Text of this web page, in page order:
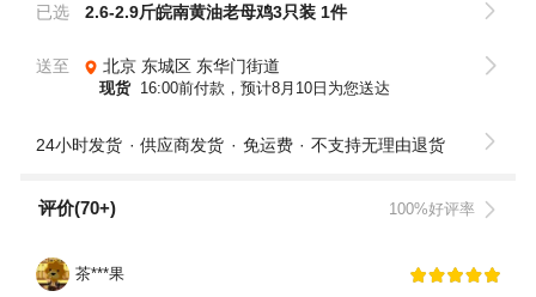
已选 2.6-2.9斤皖南黄油老母鸡3只装 1件
送至 北京 东城区 东华门街道
现货 16:00前付款，预计8月10日为您送达
24小时发货 供应商发货 免运费 不支持无理由退货
评价(70+) 100%好评率
茶***果